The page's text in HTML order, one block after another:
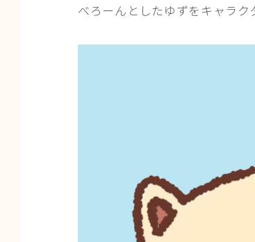
べろーんとしたゆずをキャラク